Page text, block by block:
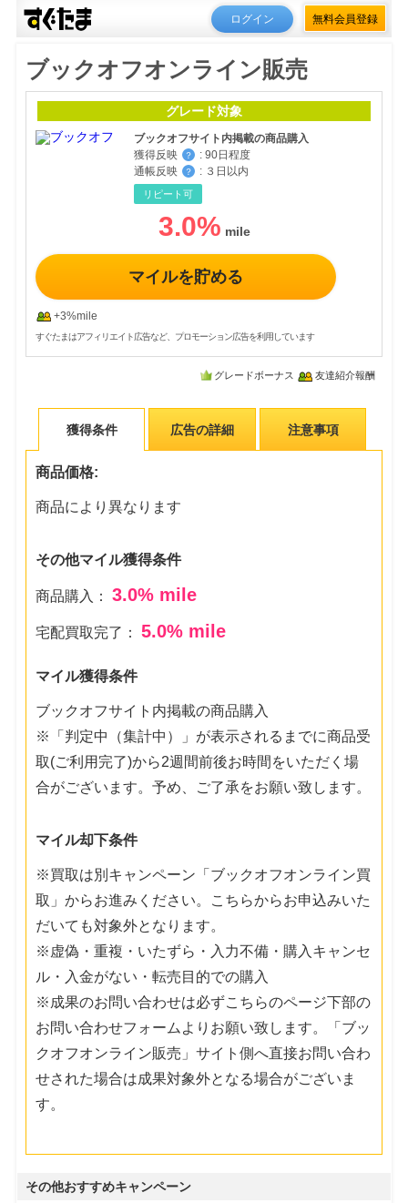
ログイン 無料会員登録
ブックオフオンライン販売
グレード対象
ブックオフサイト内掲載の商品購入
獲得反映
？ : 90日程度
通帳反映
？ : ３日以内
リピート可
3.0%
マイルを貯める
+3%mile
すぐたまはアフィリエイト広告など、プロモーション広告を利用しています
グレードボーナス 友達紹介報酬
獲得条件 広告の詳細 注意事項
商品価格:
商品により異なります
その他マイル獲得条件
商品購入：3.0% mile
宅配買取完了：5.0% mile
マイル獲得条件
ブックオフサイト内掲載の商品購入
※「判定中（集計中）」が表示されるまでに商品受
取(ご利用完了)から2週間前後お時間をいただく場
合がございます。予め、ご了承をお願い致します。
マイル却下条件
※買取は別キャンペーン「ブックオフオンライン買
取」からお進みください。こちらからお申込みいた
だいても対象外となります。
※虚偽・重複・いたずら・入力不備・購入キャンセ
ル・入金がない・転売目的での購入
※成果のお問い合わせは必ずこちらのページ下部の
お問い合わせフォームよりお願い致します。「ブッ
クオフオンライン販売」サイト側へ直接お問い合わ
せされた場合は成果対象外となる場合がございま
す。
その他おすすめキャンペーン